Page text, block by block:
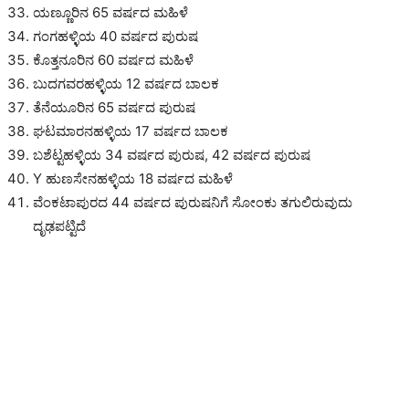
ಯಣ್ಣೂರಿನ 65 ವರ್ಷದ ಮಹಿಳೆ
ಗಂಗಹಳ್ಳಿಯ 40 ವರ್ಷದ ಪುರುಷ
ಕೊತ್ತನೂರಿನ 60 ವರ್ಷದ ಮಹಿಳೆ
ಬುದಗವರಹಳ್ಳಿಯ 12 ವರ್ಷದ ಬಾಲಕ
ತೆನೆಯೂರಿನ 65 ವರ್ಷದ ಪುರುಷ
ಘಟಮಾರನಹಳ್ಳಿಯ 17 ವರ್ಷದ ಬಾಲಕ
ಬಶೆಟ್ಟಹಳ್ಳಿಯ 34 ವರ್ಷದ ಪುರುಷ, 42 ವರ್ಷದ ಪುರುಷ
Y ಹುಣಸೇನಹಳ್ಳಿಯ 18 ವರ್ಷದ ಮಹಿಳೆ
ವೆಂಕಟಾಪುರದ 44 ವರ್ಷದ ಪುರುಷನಿಗೆ ಸೋಂಕು ತಗುಲಿರುವುದು
ದೃಢಪಟ್ಟಿದೆ